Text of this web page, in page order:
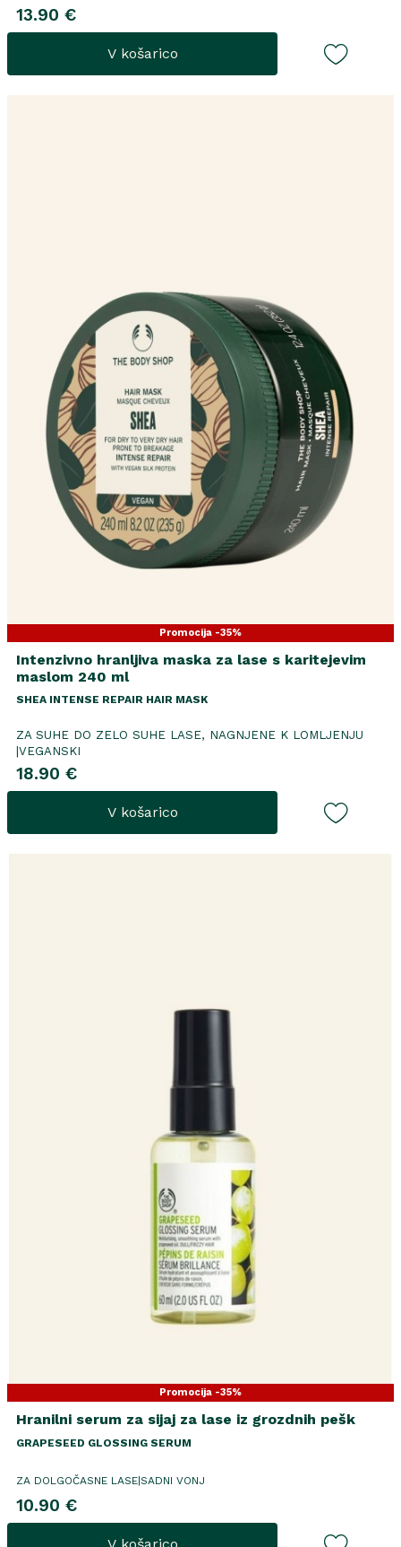
13.90 €
V košarico
Promocija -35%
Intenzivno hranljiva maska za lase s karitejevim
maslom 240 ml
SHEA INTENSE REPAIR HAIR MASK
ZA SUHE DO ZELO SUHE LASE, NAGNJENE K LOMLJENJU
|VEGANSKI
18.90 €
V košarico
Promocija -35%
Hranilni serum za sijaj za lase iz grozdnih pešk
GRAPESEED GLOSSING SERUM
ZA DOLGOČASNE LASE|SADNI VONJ
10.90 €